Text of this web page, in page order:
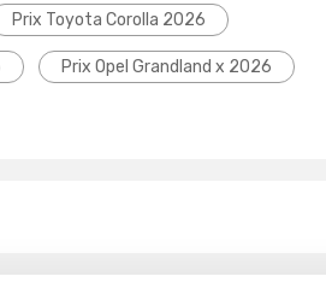
Prix Toyota Corolla 2026
Prix Opel Grandland x 2026